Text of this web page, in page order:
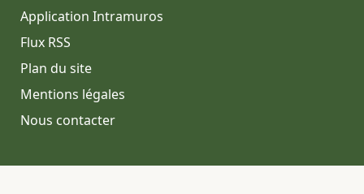
Application Intramuros
Flux RSS
Plan du site
Mentions légales
Nous contacter